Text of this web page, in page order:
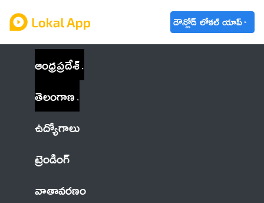
డౌన్లోడ్ లోకల్ యాప్
ఆంధ్రప్రదేశ్
తెలంగాణ
ఉద్యోగాలు
ట్రెండింగ్
వాతావరణం